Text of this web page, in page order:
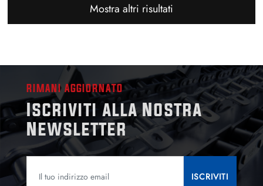
Mostra altri risultati
RIMANI AGGIORNATO
Iscriviti alla Nostra
Newsletter